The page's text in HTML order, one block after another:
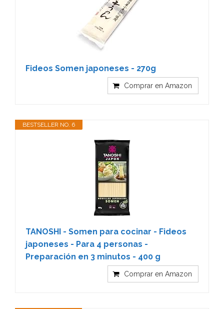
Fideos Somen japoneses - 270g
Comprar en Amazon
BESTSELLER NO. 6
TANOSHI - Somen para cocinar - Fideos
japoneses - Para 4 personas -
Preparación en 3 minutos - 400 g
Comprar en Amazon